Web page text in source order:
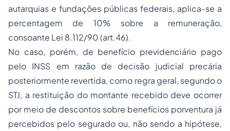
autarquias e fundações públicas federais, aplica-se a
percentagem de 10% sobre a remuneração,
consoante Lei 8.112/90 (art.46).
No caso, porém, de benefício previdenciário pago
pelo INSS em razão de decisão judicial precária
posteriormente revertida, como regra geral, segundo o
STJ, a restituição do montante recebido deve ocorrer
por meio de descontos sobre benefícios porventura já
percebidos pelo segurado ou, não sendo a hipótese,